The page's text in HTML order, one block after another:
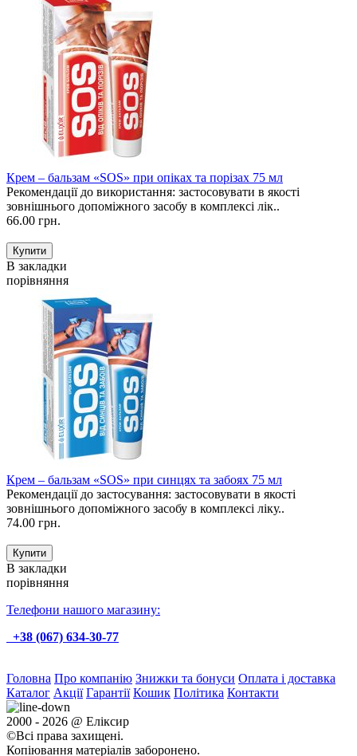
Крем – бальзам «SOS» при опіках та порізах 75 мл
Рекомендації до використання: застосовувати в якості
зовнішнього допоміжного засобу в комплексі лік..
66.00 грн.
В закладки
порівняння
Крем – бальзам «SOS» при синцях та забоях 75 мл
Рекомендації до застосування: застосовувати в якості
зовнішнього допоміжного засобу в комплексі ліку..
74.00 грн.
В закладки
порівняння
Телефони нашого магазину:
+38 (067) 634-30-77
Головна Про компанію Знижки та бонуси Оплата і доставка
Каталог Акції Гарантії Кошик Політика Контакти
2000 - 2026 @ Еліксир
©Всі права захищені.
Копіювання матеріалів заборонено.